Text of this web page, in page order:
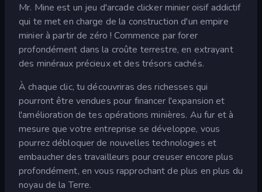
Mr. Mine est un jeu d'arcade clicker minier oisif addictif
qui te met en charge de la construction d'un empire
minier à partir de zéro ! Commence par forer
profondément dans la croûte terrestre, en extrayant
des minéraux précieux et des trésors cachés.
À chaque clic, tu découvriras des richesses qui
pourront être vendues pour financer l'expansion et
l'amélioration de tes opérations minières. Au fur et à
mesure que votre entreprise se développe, vous
pourrez débloquer de nouvelles technologies et
embaucher des travailleurs pour creuser encore plus
profondément, en vous rapprochant de plus en plus du
noyau de la Terre.